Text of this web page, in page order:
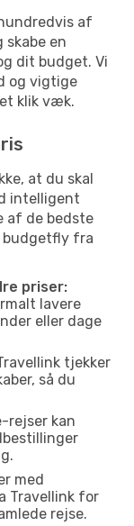
af
skabe en
dit budget. Vi
og vigtige
klik væk.
at du skal
intelligent
af de bedste
budgetfly fra
priser:
lavere
eller dage
tjekker
så du
rejser kan
med
Travellink for
rejse.